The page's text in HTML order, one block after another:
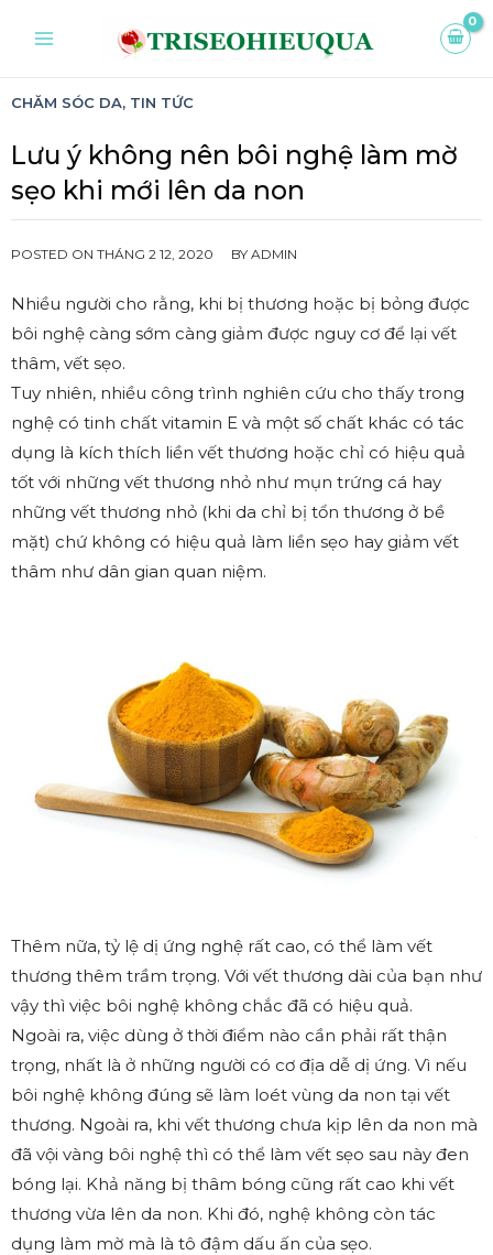
CHĂM SÓC DA, TIN TỨC
Lưu ý không nên bôi nghệ làm mờ
sẹo khi mới lên da non
POSTED ON THÁNG 2 12, 2020 BY ADMIN
Nhiều người cho rằng, khi bị thương hoặc bị bỏng được
bôi nghệ càng sớm càng giảm được nguy cơ để lại vết
thâm, vết sẹo.
Tuy nhiên, nhiều công trình nghiên cứu cho thấy trong
nghệ có tinh chất vitamin E và một số chất khác có tác
dụng là kích thích liền vết thương hoặc chỉ có hiệu quả
tốt với những vết thương nhỏ như mụn trứng cá hay
những vết thương nhỏ (khi da chỉ bị tổn thương ở bề
mặt) chứ không có hiệu quả làm liền sẹo hay giảm vết
thâm như dân gian quan niệm.
Thêm nữa, tỷ lệ dị ứng nghệ rất cao, có thể làm vết
thương thêm trầm trọng. Với vết thương dài của bạn như
vậy thì việc bôi nghệ không chắc đã có hiệu quả.
Ngoài ra, việc dùng ở thời điểm nào cần phải rất thận
trọng, nhất là ở những người có cơ địa dễ dị ứng. Vì nếu
bôi nghệ không đúng sẽ làm loét vùng da non tại vết
thương. Ngoài ra, khi vết thương chưa kịp lên da non mà
đã vội vàng bôi nghệ thì có thể làm vết sẹo sau này đen
bóng lại. Khả năng bị thâm bóng cũng rất cao khi vết
thương vừa lên da non. Khi đó, nghệ không còn tác
dụng làm mờ mà là tô đậm dấu ấn của sẹo.